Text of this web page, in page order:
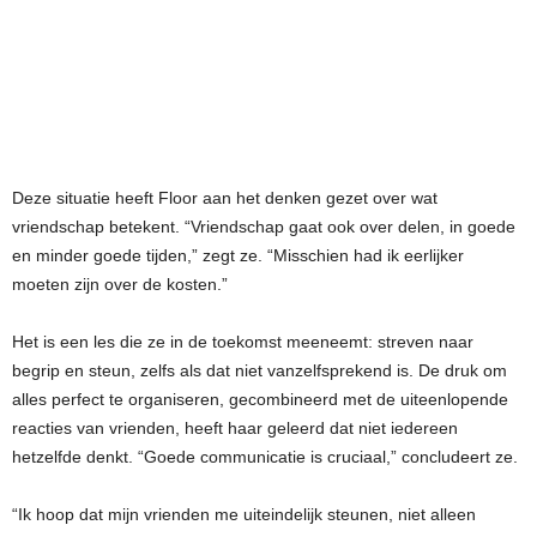
Deze situatie heeft Floor aan het denken gezet over wat
vriendschap betekent. “Vriendschap gaat ook over delen, in goede
en minder goede tijden,” zegt ze. “Misschien had ik eerlijker
moeten zijn over de kosten.”
Het is een les die ze in de toekomst meeneemt: streven naar
begrip en steun, zelfs als dat niet vanzelfsprekend is. De druk om
alles perfect te organiseren, gecombineerd met de uiteenlopende
reacties van vrienden, heeft haar geleerd dat niet iedereen
hetzelfde denkt. “Goede communicatie is cruciaal,” concludeert ze.
“Ik hoop dat mijn vrienden me uiteindelijk steunen, niet alleen